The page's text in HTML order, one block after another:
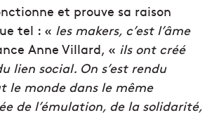
et prouve sa raison
tel : « les makers, c’est l’âme
Anne Villard, « ils ont créé
lien social. On s’est rendu
le monde dans le même
de l’émulation, de la solidarité,